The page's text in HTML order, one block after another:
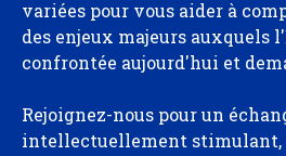
variées pour vous aider à
des enjeux majeurs auxquels
confrontée aujourd'hui et
Rejoignez-nous pour un
intellectuellement